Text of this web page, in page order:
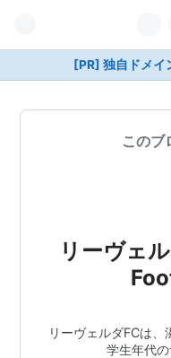
[PR] 独自ドメイ
このブ
リーヴェ
リーヴェルダFCは
学生年代の